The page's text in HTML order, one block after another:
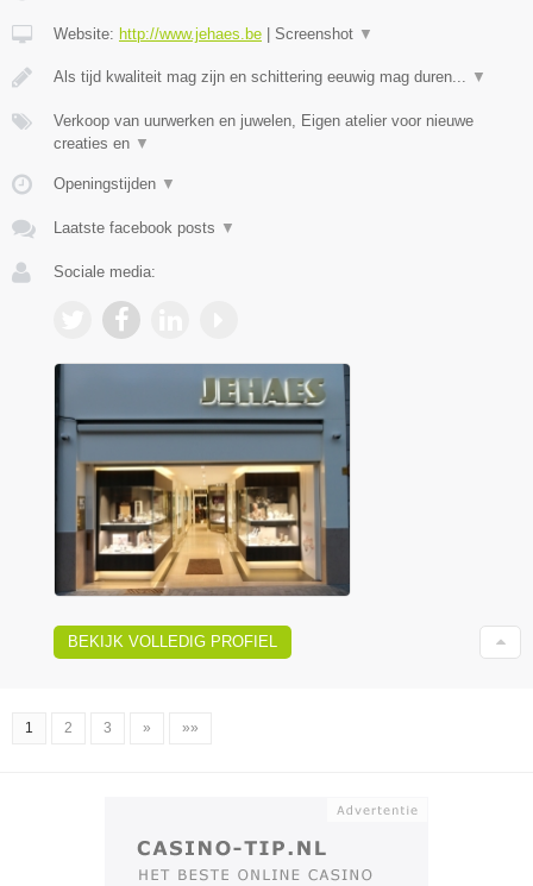
Website: http://www.jehaes.be Screenshot ▼
Als tijd kwaliteit mag zijn en schittering eeuwig mag duren... ▼
Verkoop van uurwerken en juwelen, Eigen atelier voor nieuwe
creaties en ▼
Openingstijden ▼
Laatste facebook posts ▼
Sociale media:
BEKIJK VOLLEDIG PROFIEL
1 2 3 » »»